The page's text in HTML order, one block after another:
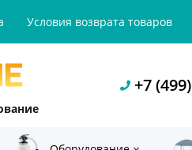
Условия возврата товаров
+7